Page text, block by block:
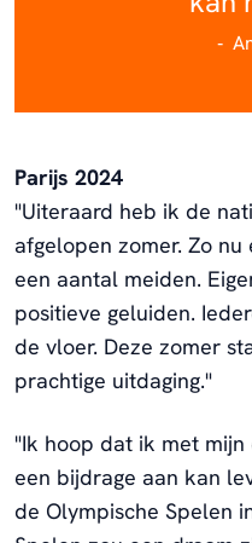
Parijs 2024
"Uiteraard heb ik de
afgelopen zomer. Zo
een aantal meiden.
positieve geluiden.
de vloer. Deze zomer
prachtige uitdaging."
"Ik hoop dat ik met
een bijdrage aan kan
de Olympische Spelen